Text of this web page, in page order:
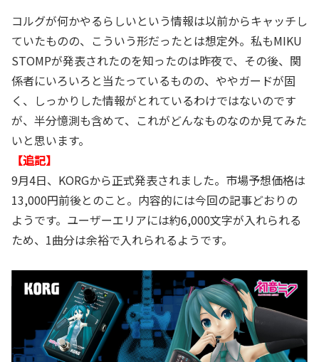
コルグが何かやるらしいという情報は以前からキャッチし
ていたものの、こういう形だったとは想定外。私もMIKU
STOMPが発表されたのを知ったのは昨夜で、その後、関
係者にいろいろと当たっているものの、ややガードが固
く、しっかりした情報がとれているわけではないのです
が、半分憶測も含めて、これがどんなものなのか見てみた
いと思います。
【追記】
9月4日、KORGから正式発表されました。市場予想価格は
13,000円前後とのこと。内容的には今回の記事どおりの
ようです。ユーザーエリアには約6,000文字が入れられる
ため、1曲分は余裕で入れられるようです。